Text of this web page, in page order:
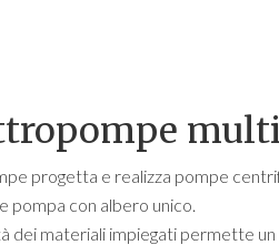
progetta e realizza pompe
pompa con albero unico.
dei materiali impiegati permette